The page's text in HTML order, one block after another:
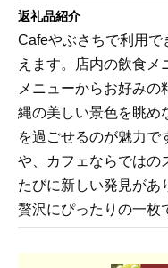
返礼品紹介
Cafeやぶさちで利用で
えます。店内の飲食メ
メニューからお好み
縄の美しい景色を眺め
を過ごせるのが魅力で
や、カフェならではの
たびに新しい発見があ
贅沢にぴったりの一枚